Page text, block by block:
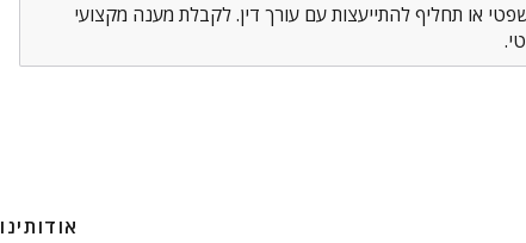
או תחליף להתייעצות עם עורך דין. לקבלת מענה מקצועי
אודותינו